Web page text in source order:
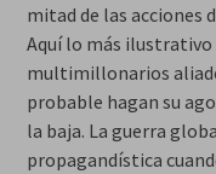
mitad de las acciones
Aquí lo más
multimillonarios
probable hagan su
la baja. La guerra
propagandística